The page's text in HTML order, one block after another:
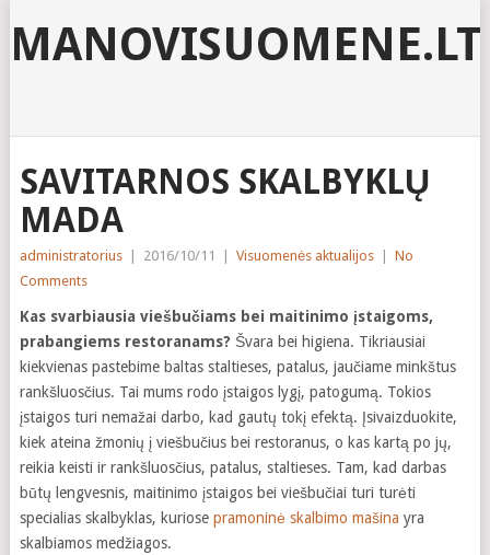
MANOVISUOMENE.LT
SAVITARNOS SKALBYKLŲ
MADA
administratorius 2016/10/11 Visuomenės aktualijos
No
Comments
Kas svarbiausia viešbučiams bei maitinimo įstaigoms,
prabangiems restoranams? Švara bei higiena. Tikriausiai
kiekvienas pastebime baltas staltieses, patalus, jaučiame minkštus
rankšluosčius. Tai mums rodo įstaigos lygį, patogumą. Tokios
įstaigos turi nemažai darbo, kad gautų tokį efektą. Įsivaizduokite,
kiek ateina žmonių į viešbučius bei restoranus, o kas kartą po jų,
reikia keisti ir rankšluosčius, patalus, staltieses. Tam, kad darbas
būtų lengvesnis, maitinimo įstaigos bei viešbučiai turi turėti
specialias skalbyklas, kuriose pramoninė skalbimo mašina yra
skalbiamos medžiagos.